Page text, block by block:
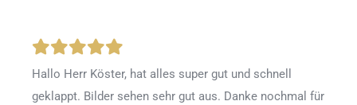
Hallo Herr Köster, hat alles super gut und schnell
geklappt. Bilder sehen sehr gut aus. Danke nochmal für